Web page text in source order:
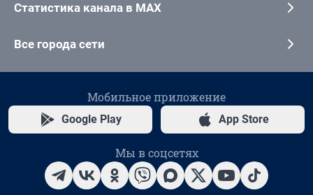
Статистика канала в MAX
Все города сети
Мобильное приложение
Google Play App Store
Мы в соцсетях